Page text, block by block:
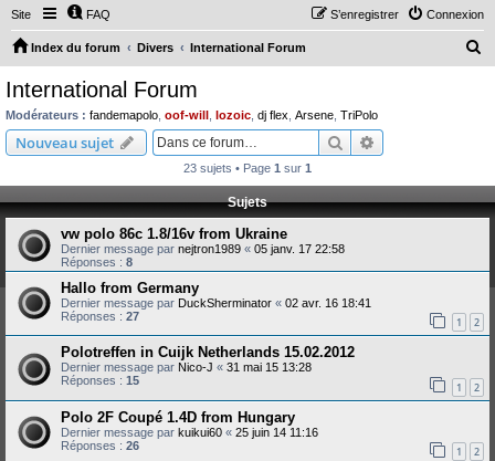
Site FAQ Connexion
S’enregistrer
Index du forum Divers International Forum
c
International Forum
Modérateurs : fandemapolo oof-will lozoic dj flex Arsene TriPolo
Nouveau sujet Rechercher
23 sujets • Page 1 sur 1
Sujets
vw polo 86c 1.8/16v from Ukraine
Dernier message par nejtron1989 « 05 janv. 17 22:58
Réponses : 8
Hallo from Germany
Dernier message par DuckSherminator « 02 avr. 16 18:41
Réponses : 27 1 2
Polotreffen in Cuijk Netherlands 15.02.2012
Dernier message par Nico-J « 31 mai 15 13:28
Réponses : 15 1 2
Polo 2F Coupé 1.4D from Hungary
Dernier message par kuikui60 « 25 juin 14 11:16
Réponses : 26 1 2